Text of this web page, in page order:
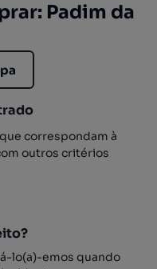
Padim da
correspondam à
outros critérios
lo(a)-emos quando